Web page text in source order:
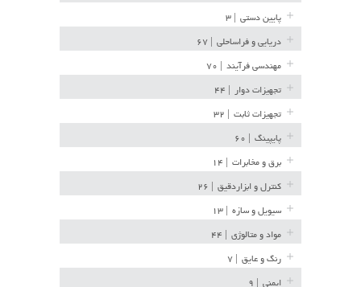
پایین دستی
دریایی و فراساحلی
مهندسی فرآیند
تجهیزات دوار
تجهیزات ثابت
پایپینگ
برق و مخابرات
کنترل و ابزاردقیق
سیویل و سازه
مواد و متالوژی
رنگ و عایق
ایمنی